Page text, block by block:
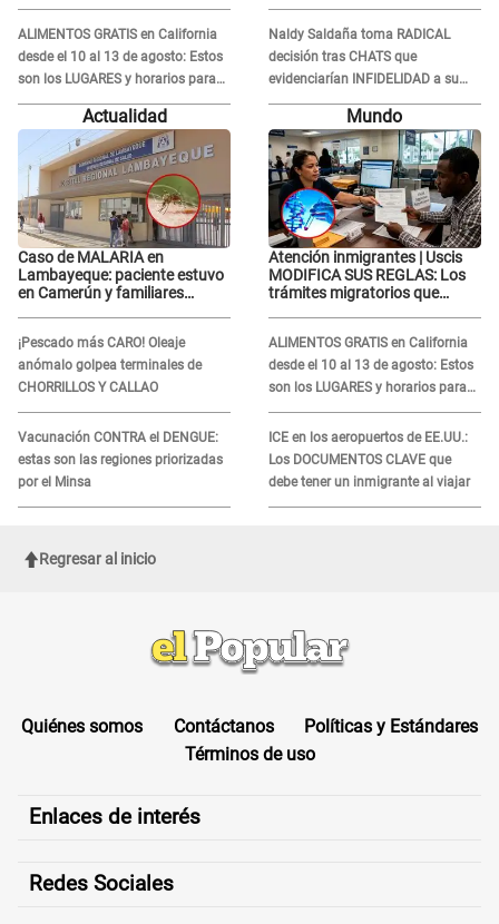
necesitar tu prueba de ADN
ALIMENTOS GRATIS en California
desde el 10 al 13 de agosto: Estos
son los LUGARES y horarios para
recibir la ayuda
RECONCILIACIÓN con Marcelo
Tinelli en TV argentina
Naldy Saldaña toma RADICAL
decisión tras CHATS que
evidenciarían INFIDELIDAD a su
novio con animador de 'La Bella
Luz': "Un día..."
Actualidad
Caso de MALARIA en
Lambayeque: paciente estuvo
en Camerún y familiares
¡Pescado más CARO! Oleaje
anómalo golpea terminales de
CHORRILLOS Y CALLAO
Vacunación CONTRA el DENGUE:
estas son las regiones priorizadas
por el Minsa
Mundo
Atención inmigrantes | Uscis
MODIFICA SUS REGLAS: Los
trámites migratorios que
ALIMENTOS GRATIS en California
desde el 10 al 13 de agosto: Estos
son los LUGARES y horarios para
recibir la ayuda
ICE en los aeropuertos de EE.UU.:
Los DOCUMENTOS CLAVE que
debe tener un inmigrante al viajar
Regresar al inicio
Quiénes somos Contáctanos
Políticas y Estándares
Términos de uso
Enlaces de interés
Redes Sociales